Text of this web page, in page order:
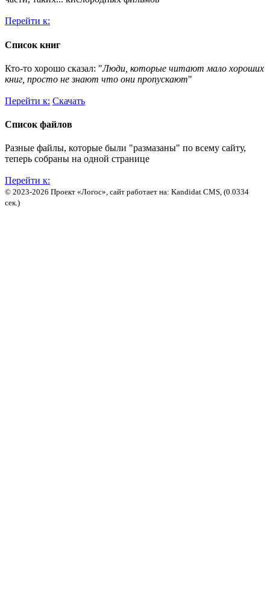
Перейти к:
Список книг
Кто-то хорошо сказал: "Люди, которые читают мало хороших
книг, просто не знают что они пропускают"
Перейти к: Скачать
Список файлов
Разные файлы, которые были "размазаны" по всему сайту,
теперь собраны на одной странице
Перейти к:
© 2023-2026 Проект «Логос», сайт работает на: Kandidat CMS, (0.0334
сек.)